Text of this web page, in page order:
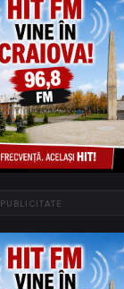
PUBLICITATE